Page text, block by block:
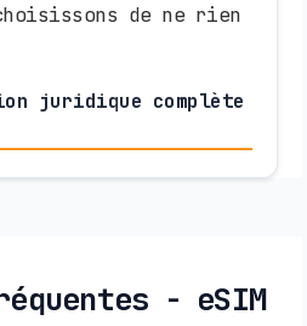
de ne rien
juridique complète
- eSIM